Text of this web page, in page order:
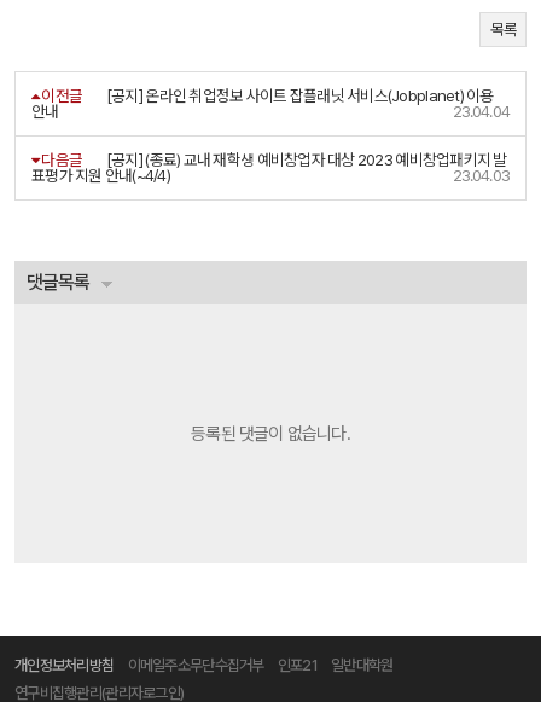
목록
이전글
[공지] 온라인 취업정보 사이트 잡플래닛 서비스(Jobplanet) 이용
안내
23.04.04
다음글
[공지] (종료) 교내 재학생 예비창업자 대상 2023 예비창업패키지 발
표평가 지원 안내(~4/4)
23.04.03
댓글목록
등록된 댓글이 없습니다.
개인정보처리방침 이메일주소무단수집거부 인포21
일반대학원
연구비집행관리(관리자로그인)